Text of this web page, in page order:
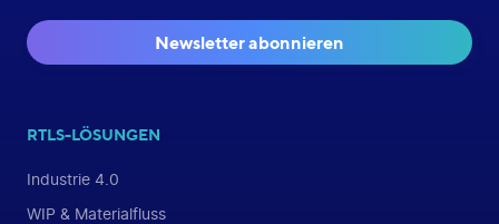
Newsletter abonnieren
RTLS-LÖSUNGEN
Industrie 4.0
WIP & Materialfluss